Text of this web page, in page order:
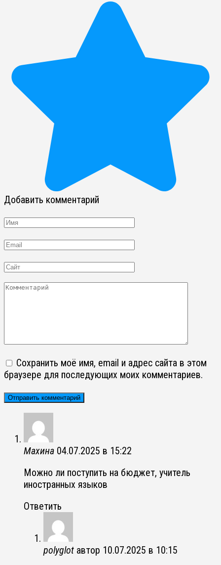
Добавить комментарий
Имя
Email
Сайт
Комментарий
Сохранить моё имя, email и адрес сайта в этом
браузере для последующих моих комментариев.
Махина 04.07.2025 в 15:22
Можно ли поступить на бюджет, учитель
иностранных языков
Ответить
polyglot автор 10.07.2025 в 10:15